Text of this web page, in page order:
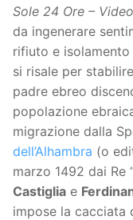
Sole 24 Ore –
da ingenerare
rifiuto e
si risale per
padre ebreo
popolazione
migrazione dalla
dell’Alhambra (o
marzo 1492 dai Re
Castiglia e
impose la cacciata